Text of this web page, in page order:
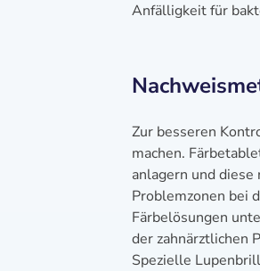
Anfälligkeit für
Zur besseren
machen.
anlagern und
Problemzonen bei
Färbelösungen
der zahnärztlichen
Spezielle